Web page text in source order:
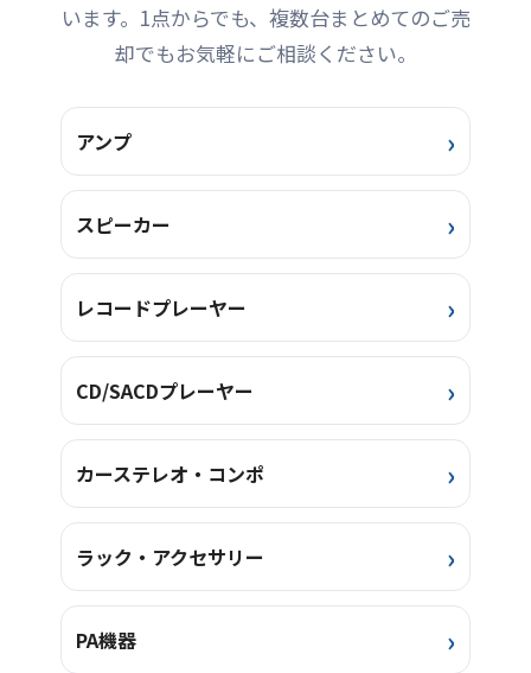
います。1点からでも、複数台まとめてのご売
却でもお気軽にご相談ください。
アンプ
スピーカー
レコードプレーヤー
CD/SACDプレーヤー
カーステレオ・コンポ
ラック・アクセサリー
PA機器